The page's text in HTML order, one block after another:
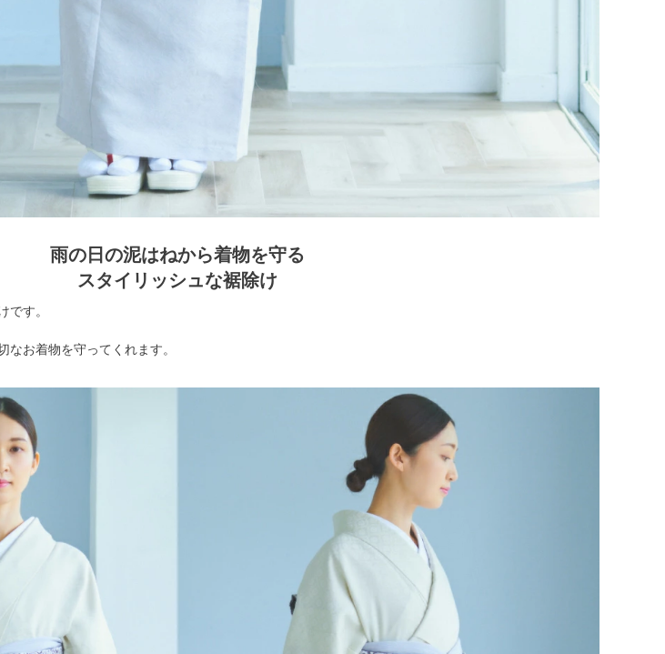
雨の日の泥はねから着物を守る
スタイリッシュな裾除け
です。
お着物を守ってくれます。